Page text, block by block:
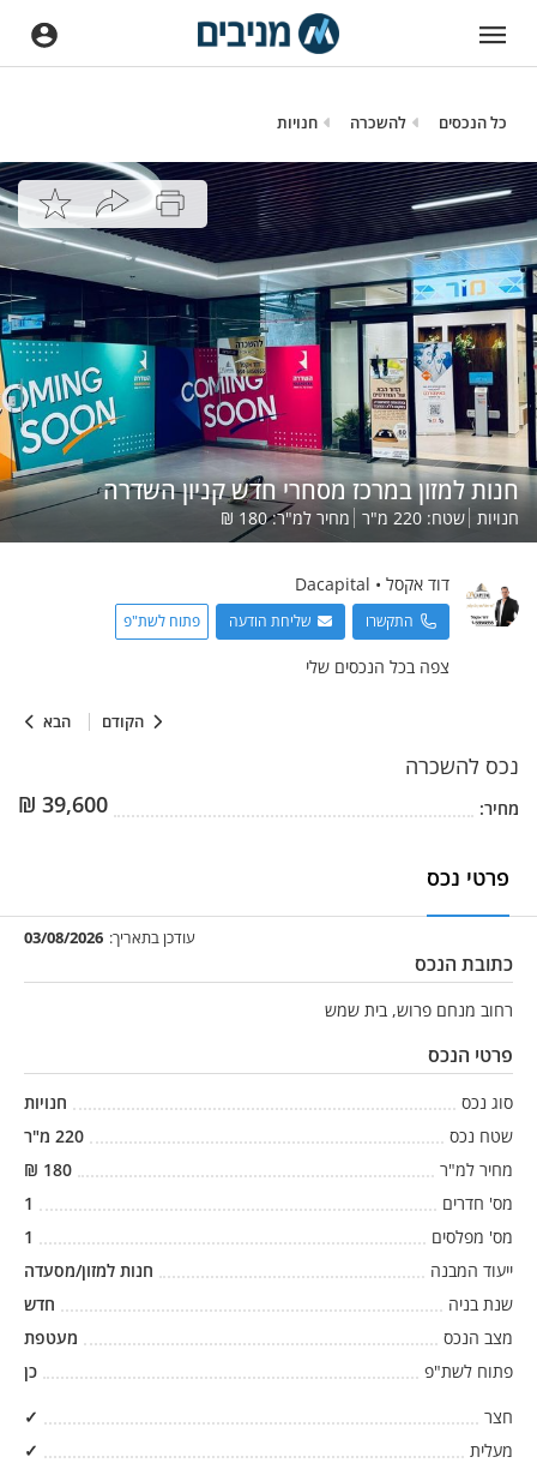
כל הנכסים להשכרה חנויות
הקודם הבא
חנות למזון במרכז מסחרי חדש קניון השדרה
חנויות שטח: 220 מ"ר מחיר למ"ר:180
₪
דוד אקסל •
Dacapital
התקשרו שליחת הודעה פתוח לשת"פ
צפה בכל הנכסים שלי
נכס להשכרה
מחיר: 39,600
₪
פרטי נכס
עודכן בתאריך: 03/08/2026
כתובת הנכס
רחוב מנחם פרוש, בית שמש
פרטי הנכס
סוג נכס
חנויות
שטח נכס
220 מ"ר
מחיר למ"ר
180
₪
מס' חדרים
1
מס' מפלסים
1
ייעוד המבנה
חנות למזון/מסעדה
שנת בניה
חדש
מצב הנכס
מעטפת
פתוח לשת"פ
כן
חצר
✓
מעלית
✓